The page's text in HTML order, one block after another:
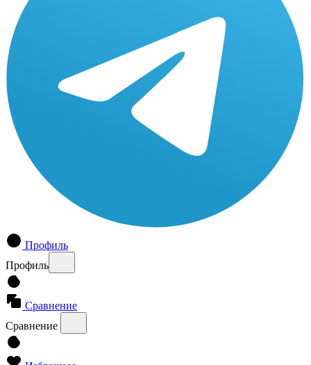
Профиль
Профиль
Сравнение
Сравнение